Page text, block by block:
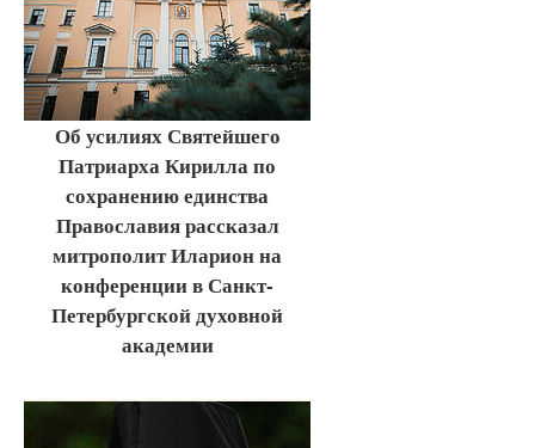
Об усилиях Святейшего
Патриарха Кирилла по
сохранению единства
Православия рассказал
митрополит Иларион на
конференции в Санкт-
Петербургской духовной
академии